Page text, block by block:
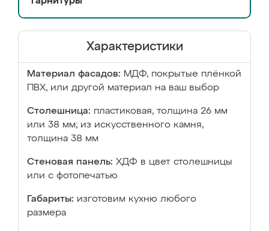
Характеристики
Материал фасадов: МДФ, покрытые плёнкой
ПВХ, или другой материал на ваш выбор
Столешница: пластиковая, толщина 26 мм
или 38 мм; из искусственного камня,
толщина 38 мм
Стеновая панель: ХДФ в цвет столешницы
или с фотопечатью
Габариты: изготовим кухню любого
размера